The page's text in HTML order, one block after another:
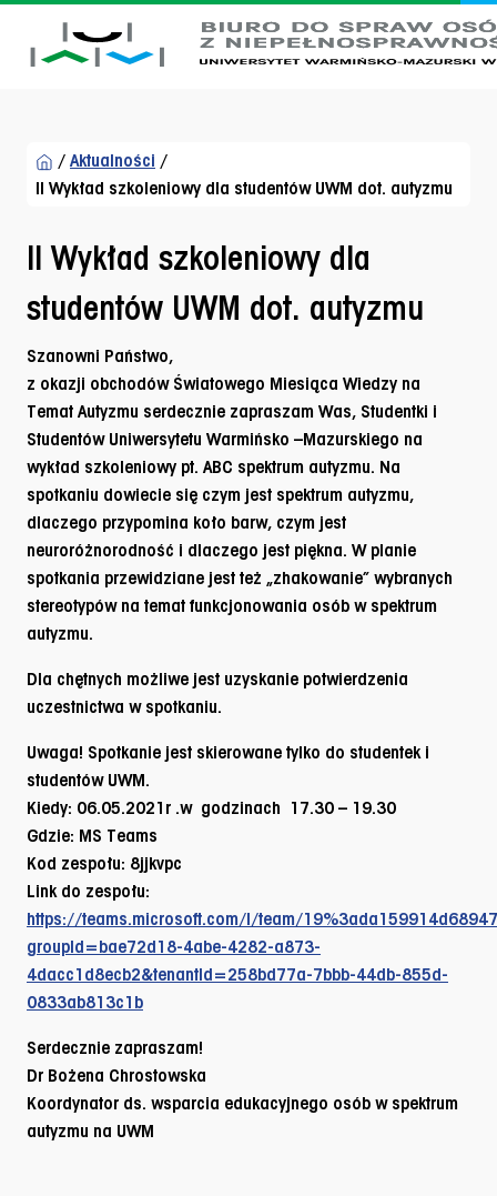
/ Aktualności /
II Wykład szkoleniowy dla studentów UWM dot. autyzmu
II Wykład szkoleniowy dla
studentów UWM dot. autyzmu
Szanowni Państwo,
z okazji obchodów Światowego Miesiąca Wiedzy na
Temat Autyzmu serdecznie zapraszam Was, Studentki i
Studentów Uniwersytetu Warmińsko –Mazurskiego na
wykład szkoleniowy pt. ABC spektrum autyzmu. Na
spotkaniu dowiecie się czym jest spektrum autyzmu,
dlaczego przypomina koło barw, czym jest
neuroróżnorodność i dlaczego jest piękna. W planie
spotkania przewidziane jest też „zhakowanie” wybranych
stereotypów na temat funkcjonowania osób w spektrum
autyzmu.
Dla chętnych możliwe jest uzyskanie potwierdzenia
uczestnictwa w spotkaniu.
Uwaga! Spotkanie jest skierowane tylko do studentek i
studentów UWM.
Kiedy: 06.05.2021 r .w godzinach 17.30 – 19.30
Gdzie: MS Teams
Kod zespołu: 8jjkvpc
Link do zespołu:
https://teams.microsoft.com/l/team/
groupId=bae72d18-4abe-4282-a873-
4dacc1d8ecb2&tenantId=258bd77a-7bbb-44db-855d-
0833ab813c1b
Serdecznie zapraszam!
Dr Bożena Chrostowska
Koordynator ds. wsparcia edukacyjnego osób w spektrum
autyzmu na UWM